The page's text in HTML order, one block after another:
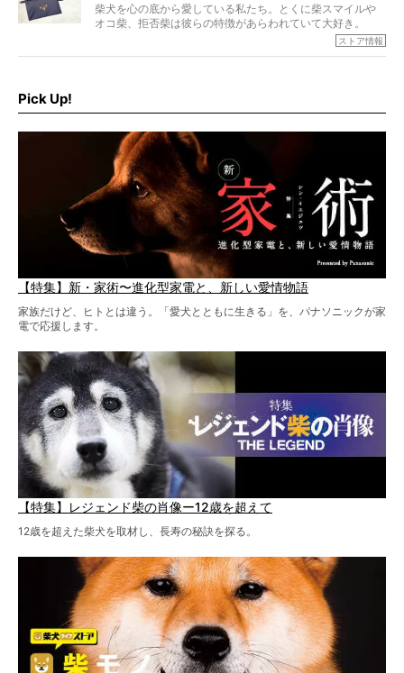
柴犬を心の底から愛している私たち。とくに柴スマイルや
オコ柴、拒否柴は彼らの特徴があらわれていて大好き。
でもちょっと待て…もうひとつ、忘れてはならない愛おしい
シーンがあったぞ。それは、背中を丸めて“ウンチなう”の姿
ストア情報
Pick Up!
【特集】新・家術〜進化型家電と、新しい愛情物語
家族だけど、ヒトとは違う。「愛犬とともに生きる」を、パナソニックが家
電で応援します。
【特集】レジェンド柴の肖像ー12歳を超えて
12歳を超えた柴犬を取材し、長寿の秘訣を探る。